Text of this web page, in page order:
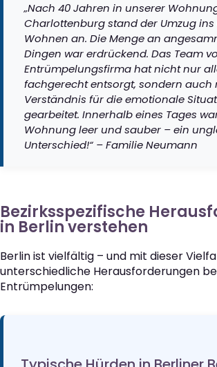
„Nach 40 Jahren in unserer
Charlottenburg stand der Umzug
Wohnen an. Die Menge an
Dingen war erdrückend. Das Team
Entrümpelungsfirma hat nicht nur
fachgerecht entsorgt, sondern auch
Verständnis für die emotionale
gearbeitet. Innerhalb eines Tages
Wohnung leer und sauber – ein
Unterschied!“ – Familie Neumann
Bezirksspezifische
in Berlin verstehen
Berlin ist vielfältig – und mit dieser
unterschiedliche Herausforderungen
Entrümpelungen: